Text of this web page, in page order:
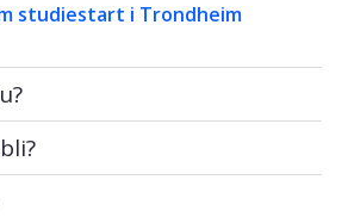
studiestart i Trondheim